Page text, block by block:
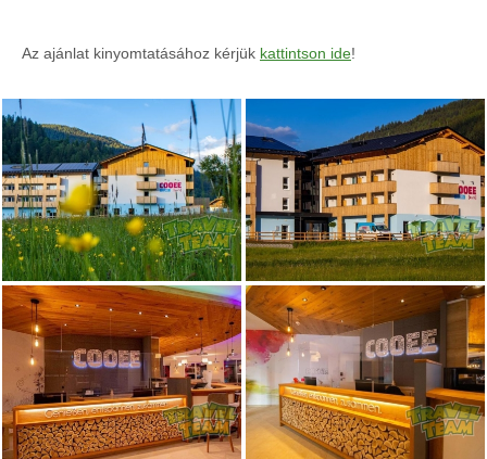
Az ajánlat kinyomtatásához kérjük kattintson ide!